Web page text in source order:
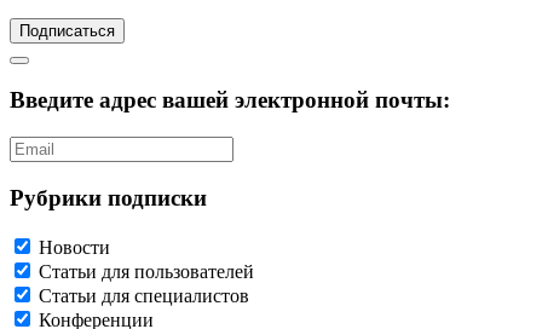
Подписаться
Введите адрес вашей электронной почты:
Рубрики подписки
Новости
Статьи для пользователей
Статьи для специалистов
Конференции